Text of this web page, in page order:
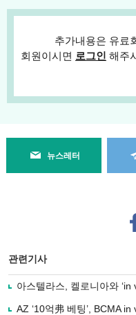
추가내용은 유료
회원이시면 로그인 해주
뉴스레터
이
관련기사
아스텔라스, 켈로니아와 ‘in
AZ ‘10억弗 베팅’, BCMA